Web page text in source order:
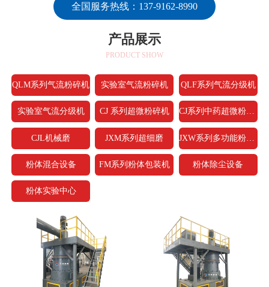
全国服务热线：137-9162-8990
产品展示
PRODUCT SHOW
QLM系列气流粉碎机 实验室气流粉碎机 QLF系列气流分级机
实验室气流分级机 CJ 系列超微粉碎机 CJ系列中药超微粉碎机
CJL机械磨 JXM系列超细磨 JXW系列多功能粉碎机
粉体混合设备 FM系列粉体包装机 粉体除尘设备
粉体实验中心